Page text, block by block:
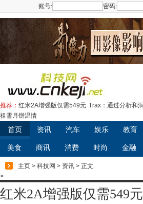
账号: 密码:
推荐： 红米2A增强版仅需549元 Trax：通过分析和
祖雪月饼温情
首页 资讯 汽车 娱乐 教育
美食 商讯 消费 时尚 金融
主页 > 科技网 > 资讯 > 正文
>
红米2A增强版仅需549元